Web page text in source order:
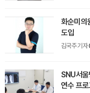
화순미의
도입
김국주 기자
SNU서울
연수 프